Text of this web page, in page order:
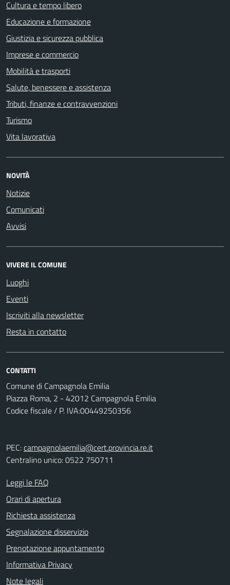
Cultura e tempo libero
Educazione e formazione
Giustizia e sicurezza pubblica
Imprese e commercio
Mobilità e trasporti
Salute, benessere e assistenza
Tributi, finanze e contravvenzioni
Turismo
Vita lavorativa
NOVITÀ
Notizie
Comunicati
Avvisi
VIVERE IL COMUNE
Luoghi
Eventi
Iscriviti alla newsletter
Resta in contatto
CONTATTI
Comune di Campagnola Emilia
Piazza Roma, 2 - 42012 Campagnola Emilia
Codice fiscale / P. IVA:00449250356
PEC:campagnolaemilia@cert.provincia.re.it
Centralino unico: 0522 750711
Leggi le FAQ
Orari di apertura
Richiesta assistenza
Segnalazione disservizio
Prenotazione appuntamento
Informativa Privacy
Note legali